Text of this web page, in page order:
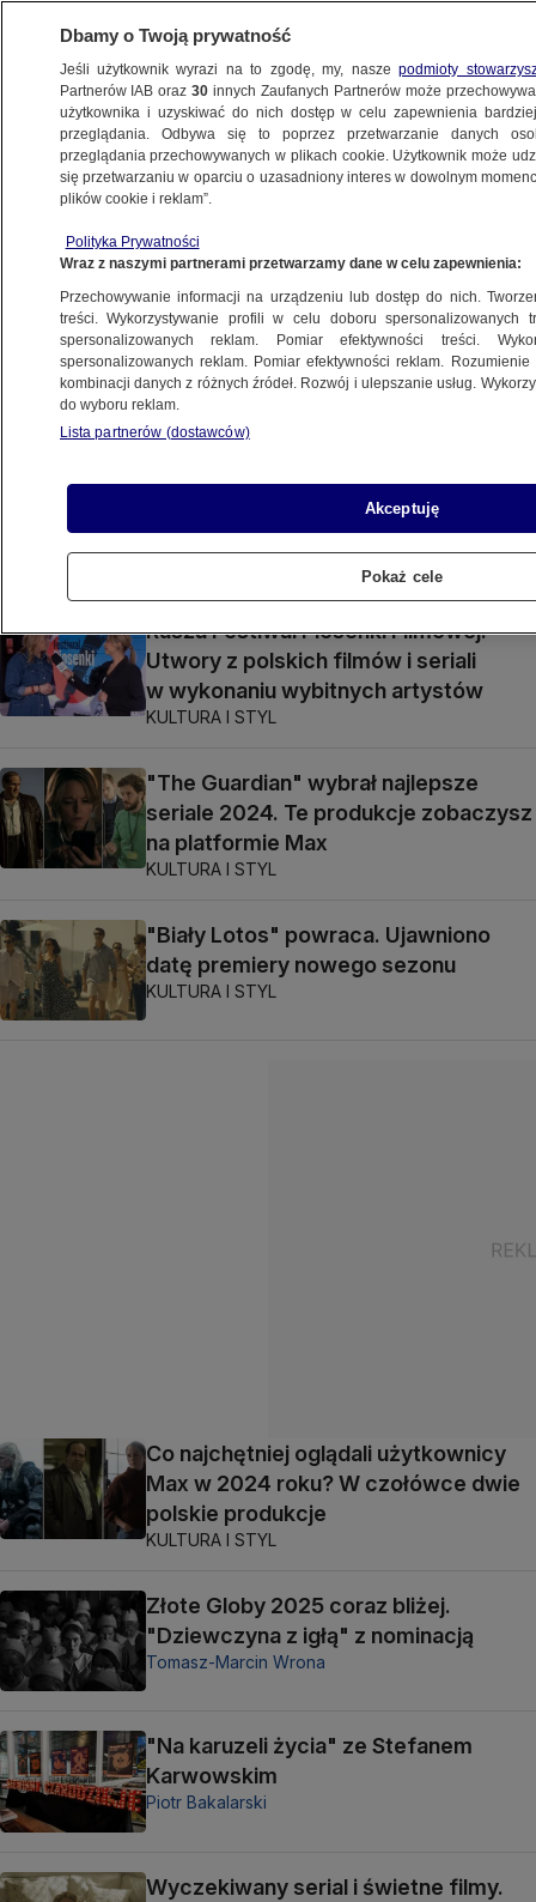
SERIAL
Dom z kultowego serialu trafił
na sprzedaż. Właścicielka ostrzega
BIZNES
Zbliża się premiera drugiego sezonu
"The Last of Us"
KULTURA I STYL
Oto wielki zwycięzca. Złote Globy
Rusza Festiwal Piosenki Filmowej.
Utwory z polskich filmów i seriali
w wykonaniu wybitnych artystów
KULTURA I STYL
"The Guardian" wybrał najlepsze
seriale 2024. Te produkcje zobaczysz
na platformie Max
KULTURA I STYL
"Biały Lotos" powraca. Ujawniono
datę premiery nowego sezonu
KULTURA I STYL
Co najchętniej oglądali użytkownicy
Max w 2024 roku? W czołówce dwie
polskie produkcje
KULTURA I STYL
Złote Globy 2025 coraz bliżej.
"Dziewczyna z igłą" z nominacją
Tomasz-Marcin Wrona
"Na karuzeli życia" ze Stefanem
Karwowskim
Piotr Bakalarski
Wyczekiwany serial i świetne filmy.
Dbamy o Twoją prywatność
Jeśli użytkownik wyrazi na to zgodę, my, naszepodmioty
Partnerów IAB oraz30 innych Zaufanych Partnerów może
użytkownika i uzyskiwać do nich dostęp w celu zapewnienia
przeglądania. Odbywa się to poprzez przetwarzanie danych
przeglądania przechowywanych w plikach cookie. Użytkownik może
się przetwarzaniu w oparciu o uzasadniony interes w dowolnym
plików cookie i reklam”.
Polityka Prywatności
Wraz z naszymi partnerami przetwarzamy dane w celu zapewnienia:
Przechowywanie informacji na urządzeniu lub dostęp do nich.
treści. Wykorzystywanie profili w celu doboru spersonalizowanych
spersonalizowanych reklam. Pomiar efektywności treści.
spersonalizowanych reklam. Pomiar efektywności reklam.
kombinacji danych z różnych źródeł. Rozwój i ulepszanie usług.
do wyboru reklam.
Lista partnerów (dostawców)
Akceptuję
Pokaż cele